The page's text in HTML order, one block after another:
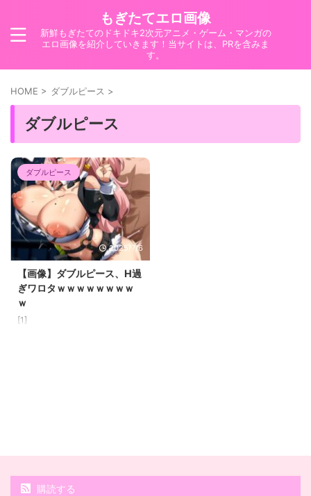
もぎたてエロ画像
新鮮もぎたてのドキドキ2次元アニメ・ゲーム・マンガの
エロ画像を紹介していきます！当サイトは、PRを含みま
す。
HOME > ダブルピース >
ダブルピース
ダブルピース
2025/7/6
【画像】ダブルピース、H過
ぎワロタｗｗｗｗｗｗｗｗ
ｗ
[1]
購読する